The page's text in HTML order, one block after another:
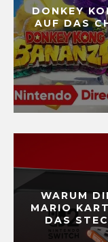
DONKEY
AUF DAS
WARUM
MARIO
DAS